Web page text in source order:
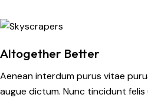
Altogether Better
Aenean interdum purus vitae
augue dictum. Nunc tincidunt